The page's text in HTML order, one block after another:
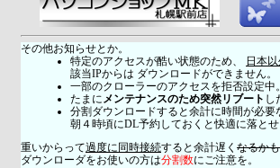
その他お知らせとか。
特定のアクセスが酷い状態のため、
日本
該当IPからは ダウンロードができません。
一部のクローラーのアクセスを拒否設定中。
たまにメンテナンスのため突然リブート し
分割ダウンロードすると余計に時間が必要
朝４時頃にDL予約しておくと快適に落とせ
重いからって過度に同時接続すると余計遅く なるか
ダウンローダをお使いの方は分割数にご注意を。